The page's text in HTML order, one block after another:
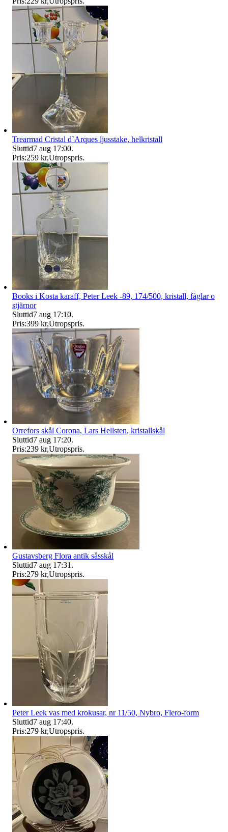
Trearmad Cristal d`Arques ljusstake, helkristall
Sluttid7 aug 17:00.
Pris:259 kr,Utropspris.
Books i Kosta karaff, Peter Leek -89, 174/500, kristall, fåglar o
stjärnor
Sluttid7 aug 17:10.
Pris:399 kr,Utropspris.
Orrefors skål Corona, Lars Hellsten, kristallskål
Sluttid7 aug 17:20.
Pris:239 kr,Utropspris.
Gustavsberg Flora antik såsskål
Sluttid7 aug 17:31 .
Pris:279 kr,Utropspris.
Peter Leek vas med krokusar, nr 11/50, Nybro, Flero-form
Sluttid7 aug 17:40.
Pris:279 kr,Utropspris.